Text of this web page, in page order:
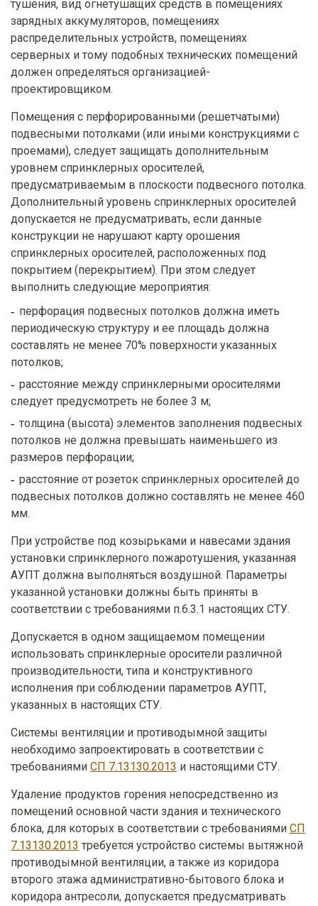
тушения, вид огнетушащих средств в помещениях
зарядных аккумуляторов, помещениях
распределительных устройств, помещениях
серверных и тому подобных технических помещений
должен определяться организацией-
проектировщиком.
Помещения с перфорированными (решетчатыми)
подвесными потолками (или иными конструкциями с
проемами), следует защищать дополнительным
уровнем спринклерных оросителей,
предусматриваемым в плоскости подвесного потолка.
Дополнительный уровень спринклерных оросителей
допускается не предусматривать, если данные
конструкции не нарушают карту орошения
спринклерных оросителей, расположенных под
покрытием (перекрытием). При этом следует
выполнить следующие мероприятия:
перфорация подвесных потолков должна иметь
периодическую структуру и ее площадь должна
составлять не менее 70% поверхности указанных
потолков;
расстояние между спринклерными оросителями
следует предусмотреть не более 3 м;
толщина (высота) элементов заполнения подвесных
потолков не должна превышать наименьшего из
размеров перфорации;
расстояние от розеток спринклерных оросителей до
подвесных потолков должно составлять не менее 460
мм.
При устройстве под козырьками и навесами здания
установки спринклерного пожаротушения, указанная
АУПТ должна выполняться воздушной. Параметры
указанной установки должны быть приняты в
соответствии с требованиями п.6.3.1 настоящих СТУ.
Допускается в одном защищаемом помещении
использовать спринклерные оросители различной
производительности, типа и конструктивного
исполнения при соблюдении параметров АУПТ,
указанных в настоящих СТУ.
Системы вентиляции и противодымной защиты
необходимо запроектировать в соответствии с
требованиями СП 7.13130.2013 и настоящими СТУ.
Удаление продуктов горения непосредственно из
помещений основной части здания и технического
блока, для которых в соответствии с требованиями СП
7.13130.2013 требуется устройство системы вытяжной
противодымной вентиляции, а также из коридора
второго этажа административно-бытового блока и
коридора антресоли, допускается предусматривать